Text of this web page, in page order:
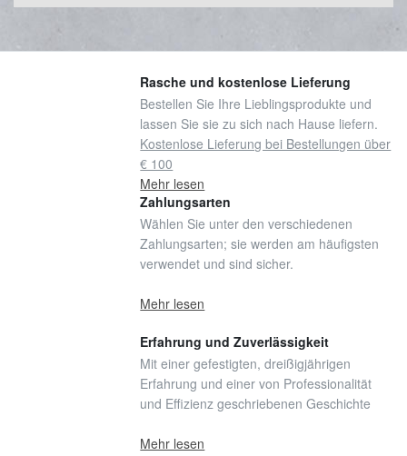
Rasche und kostenlose Lieferung
Bestellen Sie Ihre Lieblingsprodukte und
lassen Sie sie zu sich nach Hause liefern.
Kostenlose Lieferung bei Bestellungen über
€ 100
Mehr lesen
Zahlungsarten
Wählen Sie unter den verschiedenen
Zahlungsarten; sie werden am häufigsten
verwendet und sind sicher.
Mehr lesen
Erfahrung und Zuverlässigkeit
Mit einer gefestigten, dreißigjährigen
Erfahrung und einer von Professionalität
und Effizienz geschriebenen Geschichte
Mehr lesen